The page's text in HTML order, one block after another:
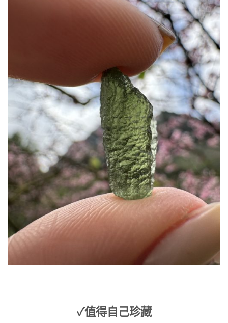
✓值得自己珍藏